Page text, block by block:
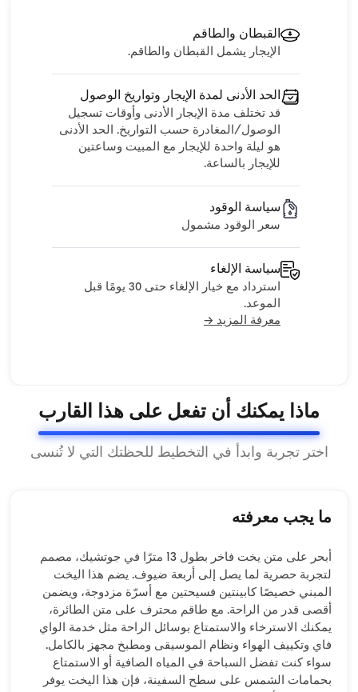
القبطان والطاقم
الإيجار يشمل القبطان والطاقم.
الحد الأدنى لمدة الإيجار وتواريخ الوصول
قد تختلف مدة الإيجار الأدنى وأوقات تسجيل
الوصول/المغادرة حسب التواريخ. الحد الأدنى
هو ليلة واحدة للإيجار مع المبيت وساعتين
للإيجار بالساعة.
سياسة الوقود
سعر الوقود مشمول
سياسة الإلغاء
استرداد مع خيار الإلغاء حتى 30 يومًا قبل
الموعد.
معرفة المزيد →
ماذا يمكنك أن تفعل على هذا القارب
اختر تجربة وابدأ في التخطيط للحظتك التي لا تُنسى
ما يجب معرفته
أبحر على متن يخت فاخر بطول 13 مترًا في جوتشيك، مصمم
لتجربة حصرية لما يصل إلى أربعة ضيوف. يضم هذا اليخت
المبني خصيصًا كابينتين فسيحتين مع أسرّة مزدوجة، ويضمن
أقصى قدر من الراحة. مع طاقم محترف على متن الطائرة،
يمكنك الاسترخاء والاستمتاع بوسائل الراحة مثل خدمة الواي
فاي وتكييف الهواء ونظام الموسيقى ومطبخ مجهز بالكامل.
سواء كنت تفضل السباحة في المياه الصافية أو الاستمتاع
بحمامات الشمس على سطح السفينة، فإن هذا اليخت يوفر